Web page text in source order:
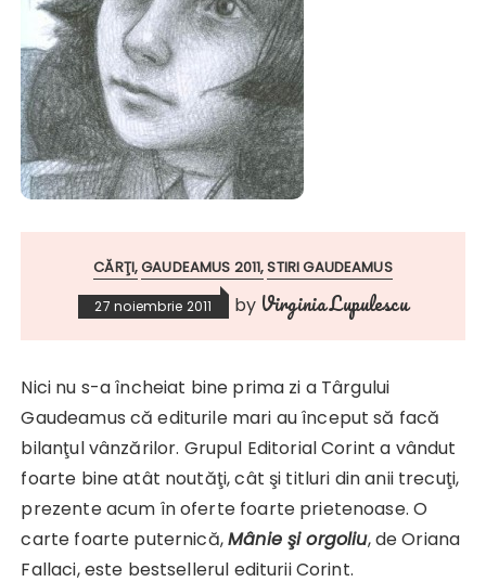
CĂRŢI GAUDEAMUS 2011 STIRI GAUDEAMUS
27 noiembrie 2011 by Virginia Lupulescu
Nici nu s-a încheiat bine prima zi a Târgului
Gaudeamus că editurile mari au început să facă
bilanţul vânzărilor. Grupul Editorial Corint a vândut
foarte bine atât noutăţi, cât şi titluri din anii trecuţi,
prezente acum în oferte foarte prietenoase. O
carte foarte puternică,Mânie şi orgoliu, de Oriana
Fallaci, este bestsellerul editurii Corint.